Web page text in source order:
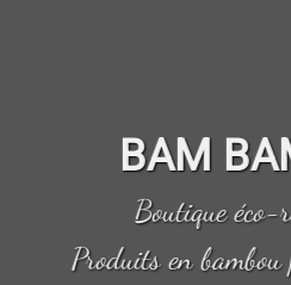
BAM
Boutique éco-
Produits en